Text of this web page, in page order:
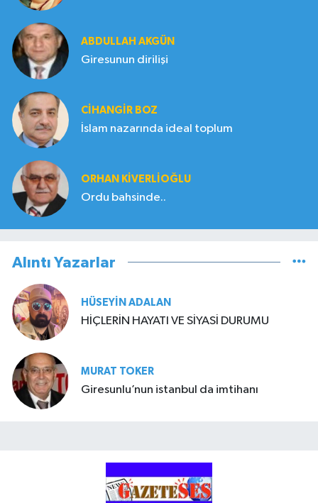
ABDULLAH AKGÜN
Giresunun dirilişi
CIHANGIR BOZ
İslam nazarında ideal toplum
ORHAN KIVERLIOĞLU
Ordu bahsinde..
Alıntı Yazarlar
HÜSEYIN ADALAN
HİÇLERİN HAYATI VE SİYASİ DURUMU
MURAT TOKER
Giresunlu’nun istanbul da imtihanı